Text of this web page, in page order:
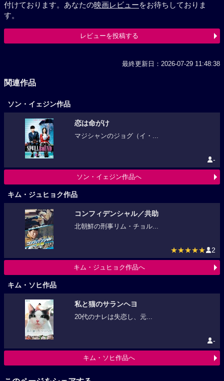
付けております。あなたの映画レビューをお待ちしておりま
す。
レビューを投稿する
最終更新日：2026-07-29 11:48:38
関連作品
ソン・イェジン作品
恋は命がけ
マジシャンのジョグ（イ・...
-
ソン・イェジン作品へ
キム・ジュヒョク作品
コンフィデンシャル／共助
北朝鮮の刑事リム・チョル...
★★★★★ 2
キム・ジュヒョク作品へ
キム・ソヒ作品
私と猫のサランヘヨ
20代のナレは失恋し、元...
-
キム・ソヒ作品へ